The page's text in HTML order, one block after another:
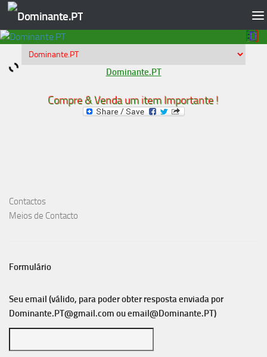
Skip to content
Dominante.PT
Compre & Venda um item Importante !
Contactos
Meios de Contacto
Formulário
Seu email (válido, para poder obter resposta enviada por
Dominante.PT@gmail.com ouemail@Dominante.PT)